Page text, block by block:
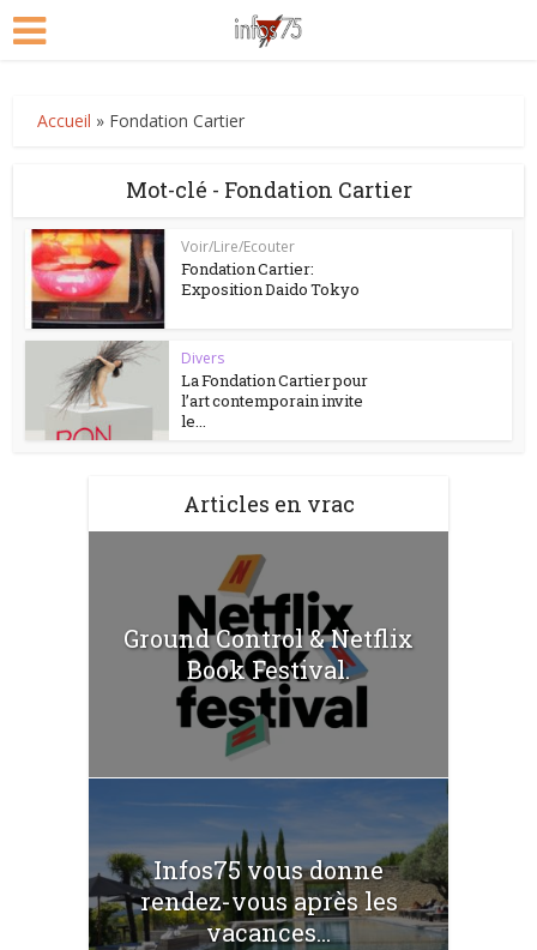
Accueil » Fondation Cartier
Mot-clé - Fondation Cartier
Voir/Lire/Ecouter
Fondation Cartier:
Exposition Daido Tokyo
Divers
La Fondation Cartier pour
l’art contemporain invite
le...
Articles en vrac
Ground Control & Netflix
Book Festival.
Infos75 vous donne
rendez-vous après les
vacances...